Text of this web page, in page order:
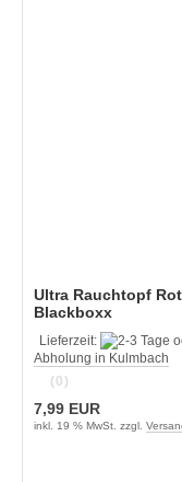
Ultra Rauchtopf
Blackboxx
Lieferzeit:
Abholung in Kulmbach
(0)
7,99 EUR
inkl. 19 % MwSt. zzgl.